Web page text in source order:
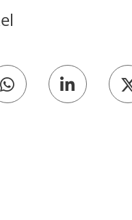
Deel op Deel